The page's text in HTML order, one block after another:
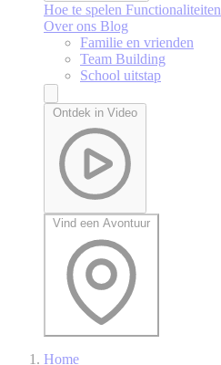
Hoe te spelen Functionaliteiten
Over ons Blog
Familie en vrienden
Team Building
School uitstap
Ontdek in Video
Vind een Avontuur
Home